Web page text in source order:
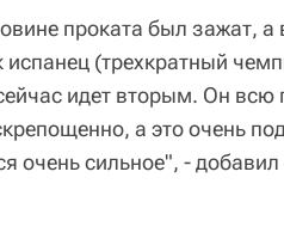
проката был зажат, а
испанец (трехкратный
идет вторым. Он всю
а это очень
очень сильное", -